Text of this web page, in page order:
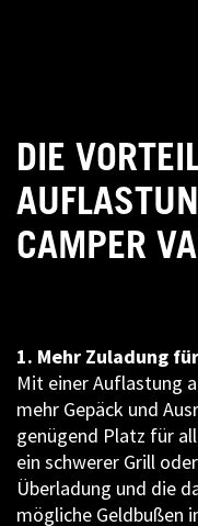
DIE
CAMPER
1. Mehr Zuladung
Mit einer Auflastung
mehr Gepäck und
genügend Platz für
ein schwerer Grill
Überladung und die
mögliche Geldbußen